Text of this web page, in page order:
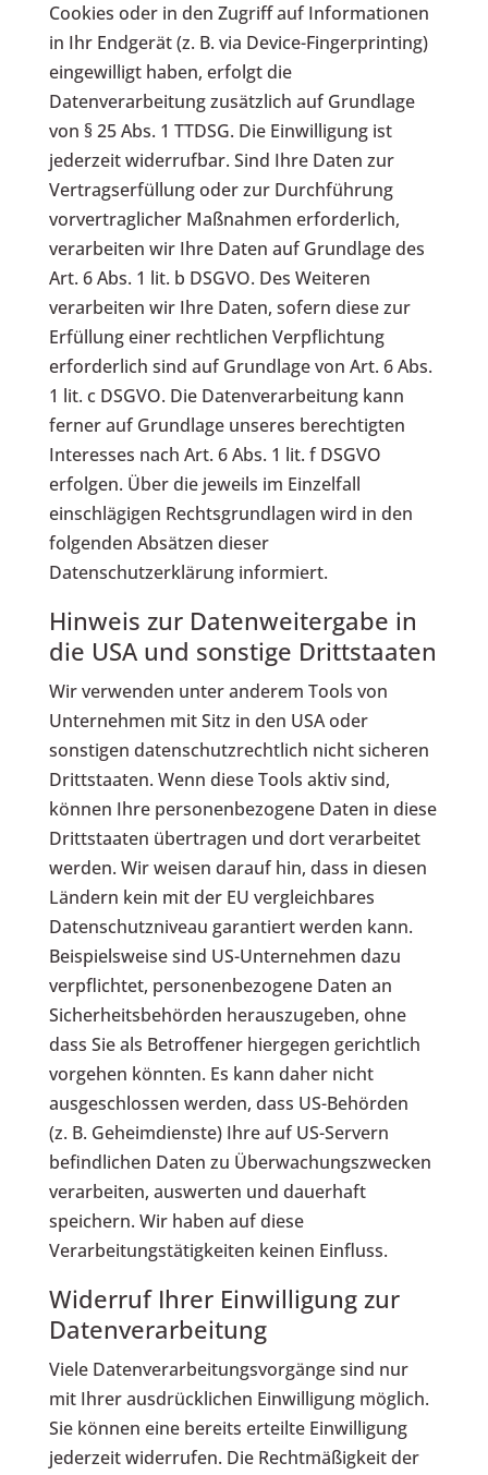
Cookies oder in den Zugriff auf Informationen
in Ihr Endgerät (z. B. via Device-Fingerprinting)
eingewilligt haben, erfolgt die
Datenverarbeitung zusätzlich auf Grundlage
von § 25 Abs. 1 TTDSG. Die Einwilligung ist
jederzeit widerrufbar. Sind Ihre Daten zur
Vertragserfüllung oder zur Durchführung
vorvertraglicher Maßnahmen erforderlich,
verarbeiten wir Ihre Daten auf Grundlage des
Art. 6 Abs. 1 lit. b DSGVO. Des Weiteren
verarbeiten wir Ihre Daten, sofern diese zur
Erfüllung einer rechtlichen Verpflichtung
erforderlich sind auf Grundlage von Art. 6 Abs.
1 lit. c DSGVO. Die Datenverarbeitung kann
ferner auf Grundlage unseres berechtigten
Interesses nach Art. 6 Abs. 1 lit. f DSGVO
erfolgen. Über die jeweils im Einzelfall
einschlägigen Rechtsgrundlagen wird in den
folgenden Absätzen dieser
Datenschutzerklärung informiert.
Hinweis zur Datenweitergabe in
die USA und sonstige Drittstaaten
Wir verwenden unter anderem Tools von
Unternehmen mit Sitz in den USA oder
sonstigen datenschutzrechtlich nicht sicheren
Drittstaaten. Wenn diese Tools aktiv sind,
können Ihre personenbezogene Daten in diese
Drittstaaten übertragen und dort verarbeitet
werden. Wir weisen darauf hin, dass in diesen
Ländern kein mit der EU vergleichbares
Datenschutzniveau garantiert werden kann.
Beispielsweise sind US-Unternehmen dazu
verpflichtet, personenbezogene Daten an
Sicherheitsbehörden herauszugeben, ohne
dass Sie als Betroffener hiergegen gerichtlich
vorgehen könnten. Es kann daher nicht
ausgeschlossen werden, dass US-Behörden
(z. B. Geheimdienste) Ihre auf US-Servern
befindlichen Daten zu Überwachungszwecken
verarbeiten, auswerten und dauerhaft
speichern. Wir haben auf diese
Verarbeitungstätigkeiten keinen Einfluss.
Widerruf Ihrer Einwilligung zur
Datenverarbeitung
Viele Datenverarbeitungsvorgänge sind nur
mit Ihrer ausdrücklichen Einwilligung möglich.
Sie können eine bereits erteilte Einwilligung
jederzeit widerrufen. Die Rechtmäßigkeit der